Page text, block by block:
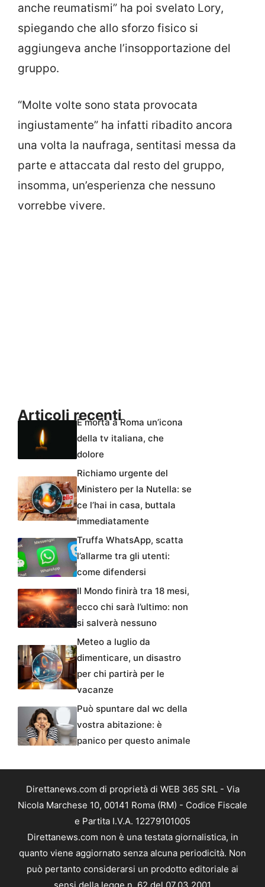
anche reumatismi” ha poi svelato Lory,
spiegando che allo sforzo fisico si
aggiungeva anche l’insopportazione del
gruppo.
“Molte volte sono stata provocata
ingiustamente” ha infatti ribadito ancora
una volta la naufraga, sentitasi messa da
parte e attaccata dal resto del gruppo,
insomma, un’esperienza che nessuno
vorrebbe vivere.
Articoli recentiÈ morta a Roma un’icona
della tv italiana, che
dolore
Richiamo urgente del
Ministero per la Nutella: se
ce l’hai in casa, buttala
immediatamente
Truffa WhatsApp, scatta
l’allarme tra gli utenti:
come difendersi
Il Mondo finirà tra 18 mesi,
ecco chi sarà l’ultimo: non
si salverà nessuno
Meteo a luglio da
dimenticare, un disastro
per chi partirà per le
vacanze
Può spuntare dal wc della
vostra abitazione: è
panico per questo animale
Direttanews.com di proprietà di WEB 365 SRL - Via
Nicola Marchese 10, 00141 Roma (RM) - Codice Fiscale
e Partita I.V.A. 12279101005
Direttanews.com non è una testata giornalistica, in
quanto viene aggiornato senza alcuna periodicità. Non
può pertanto considerarsi un prodotto editoriale ai